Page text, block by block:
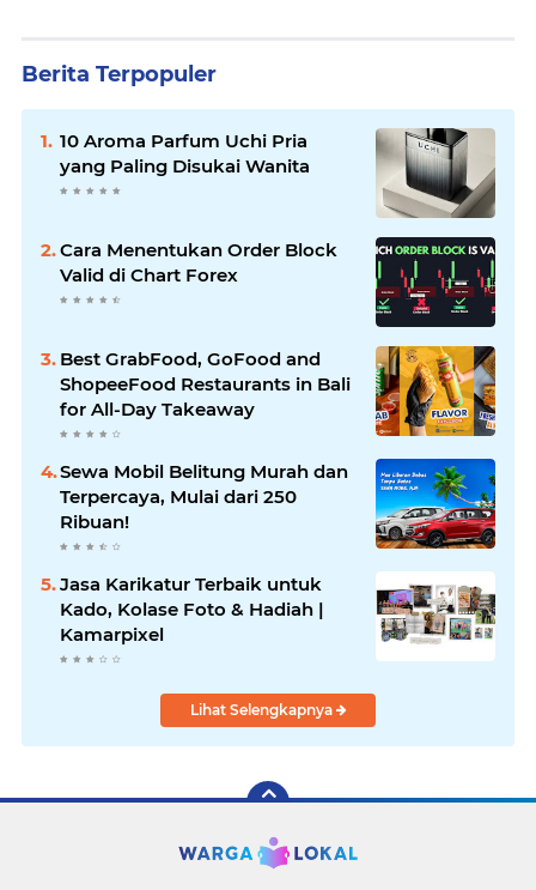
Berita Terpopuler
10 Aroma Parfum Uchi Pria
yang Paling Disukai Wanita
Cara Menentukan Order Block
Valid di Chart Forex
Best GrabFood, GoFood and
ShopeeFood Restaurants in Bali
for All-Day Takeaway
Sewa Mobil Belitung Murah dan
Terpercaya, Mulai dari 250
Ribuan!
Jasa Karikatur Terbaik untuk
Kado, Kolase Foto & Hadiah |
Kamarpixel
Lihat Selengkapnya